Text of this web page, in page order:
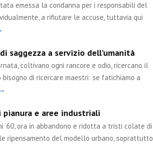
emessa la condanna per i responsabili del
a rifiutare le accuse, tuttavia qui
saggezza a servizio dell’umanità
coltivano ogni rancore e odio, ricercano il
bisogno di ricercare maestri: se fatichiamo a
e aree industriali
’60, ora in abbandono e ridotta a tristi colate di
ripensamento del modello urbano, soprattutto